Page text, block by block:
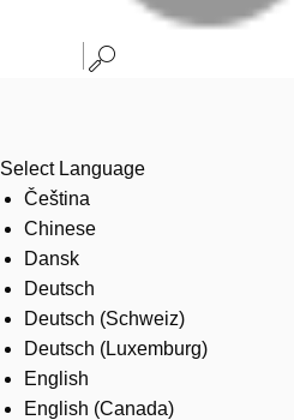
Select Language
Čeština
Chinese
Dansk
Deutsch
Deutsch (Schweiz)
Deutsch (Luxemburg)
English
English (Canada)